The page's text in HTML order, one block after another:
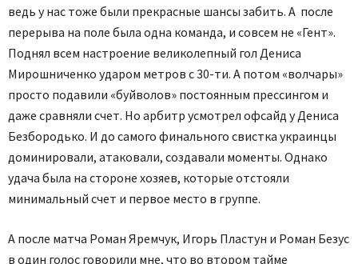
ведь у нас тоже были прекрасные шансы забить. А после
перерыва на поле была одна команда, и совсем не «Гент».
Поднял всем настроение великолепный гол Дениса
Мирошниченко ударом метров с 30-ти. А потом «волчары»
просто подавили «буйволов» постоянным прессингом и
даже сравняли счет. Но арбитр усмотрел офсайд у Дениса
Безбородько. И до самого финального свистка украинцы
доминировали, атаковали, создавали моменты. Однако
удача была на стороне хозяев, которые отстояли
минимальный счет и первое место в группе.
А после матча Роман Яремчук, Игорь Пластун и Роман Безус
в один голос говорили мне, что во втором тайме